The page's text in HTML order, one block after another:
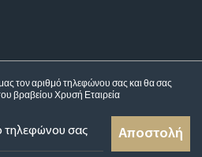
τον αριθμό τηλεφώνου σας και θα σας
βραβείου Χρυσή Εταιρεία
Αποστολή